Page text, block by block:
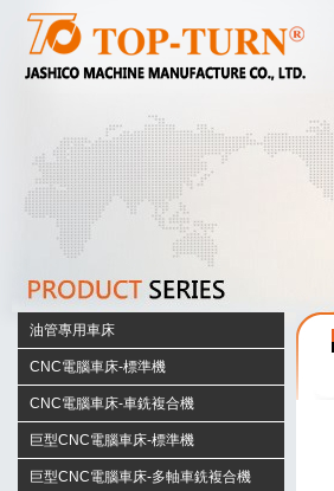
油管專用車床
S38 系列
S50 系列
F40 系列
F56 系列
CNC電腦車床-標準機
CNC-S20
CNC-S27/S27L
CNC-S30/S30L/S30LL/S30XL
CNC電腦車床-車銑複合機
CNC-S20C
CNC-S27C/S27LC
巨型CNC電腦車床-標準機
CNC-S38
巨型CNC電腦車床-多軸車銑複合機